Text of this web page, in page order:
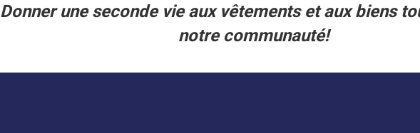
Donner une seconde vie aux vêtements et aux biens
notre communauté!